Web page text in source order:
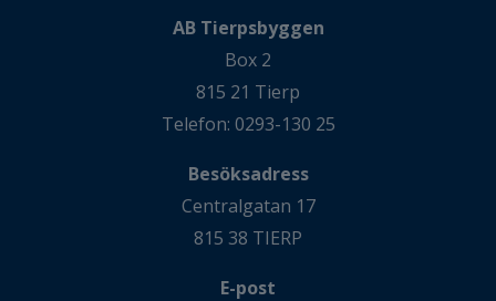
AB Tierpsbyggen
Box 2
815 21 Tierp
Telefon: 0293-130 25
Besöksadress
Centralgatan 17
815 38 TIERP
E-post